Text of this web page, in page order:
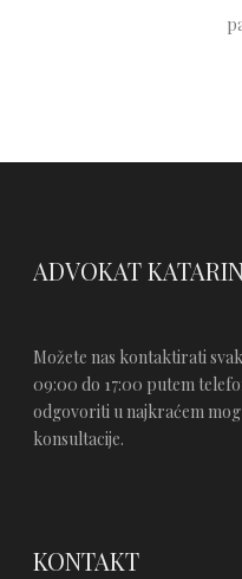
ADVOKAT
Možete nas kontaktirati
09:00 do 17:00 putem
odgovoriti u najkraćem
konsultacije.
KONTAKT